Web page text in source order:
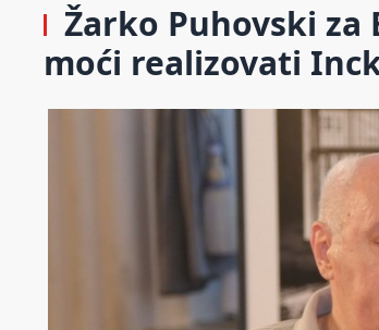
Žarko Puhovski za
moći realizovati